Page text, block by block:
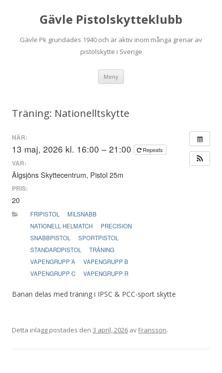
Gävle Pistolskytteklubb
Gävle Pk grundades 1940 och är aktiv inom många grenar av
pistolskytte i Sverige
Meny
Träning: Nationelltskytte
NÄR:
13 maj, 2026 kl. 16:00 – 21:00 Repeats
VAR:
Älgsjöns Skyttecentrum, Pistol 25m
PRIS:
20
FRIPISTOL
MILSNABB
NATIONELL HELMATCH
PRECISION
SNABBPISTOL
SPORTPISTOL
STANDARDPISTOL
TRÄNING
VAPENGRUPP A
VAPENGRUPP B
VAPENGRUPP C
VAPENGRUPP R
Banan delas med träning i IPSC & PCC-sport skytte
Detta inlägg postades den 3 april, 2026 av Fransson.